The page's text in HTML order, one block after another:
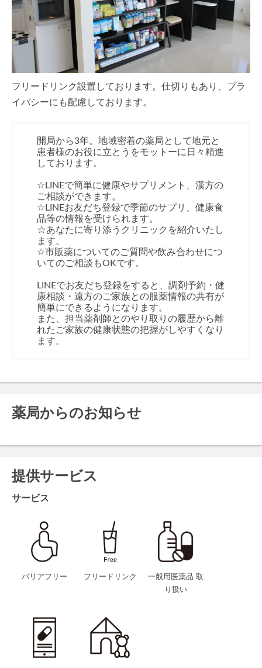
フリードリンク設置しております。仕切りもあり、プラ
イバシーにも配慮しております。
開局から3年。地域密着の薬局として地元と
患者様のお役に立とうをモットーに日々精進
しております。
☆LINEで簡単に健康やサプリメント、漢方の
ご相談ができます。
☆LINEお友だち登録で季節のサプリ、健康食
品等の情報を受けられます。
☆あなたに寄り添うクリニックを紹介いたし
ます。
☆市販薬についてのご質問や飲み合わせにつ
いてのご相談もOKです。
LINEでお友だち登録をすると、調剤予約・健
康相談・遠方のご家族との服薬情報の共有が
簡単にできるようになります。
また、担当薬剤師とのやり取りの履歴から離
れたご家族の健康状態の把握がしやすくなり
ます。
薬局からのお知らせ
提供サービス
サービス
バリアフリー フリードリンク
一般用医薬品 取
り扱い